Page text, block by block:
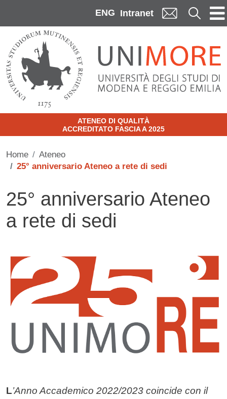
ENG Intranet Cerca
ATENEO DI QUALITÀ
ACCREDITATO FASCIA A 2025
Home
Ateneo
25° anniversario Ateneo a rete di sedi
25° anniversario Ateneo
a rete di sedi
L’Anno Accademico 2022/2023 coincide con il